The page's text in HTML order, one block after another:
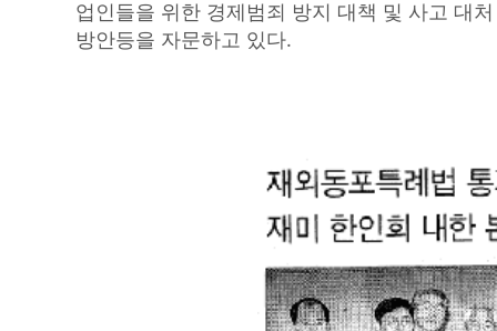
업인들을 위한 경제범죄 방지 대책 및 사고 대처
방안등을 자문하고 있다.